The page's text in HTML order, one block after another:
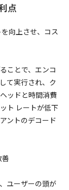
点
向上させ、コス
ことで、エンコ
て実行され、ク
ッドと時間消費
ト レートが低下
ントのデコード
ユーザーの頭が